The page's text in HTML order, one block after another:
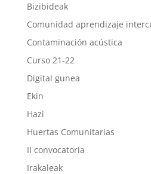
Bizibideak
Comunidad aprendizaje
Contaminación acústica
Curso 21-22
Digital gunea
Ekin
Hazi
Huertas Comunitarias
II convocatoria
Irakaleak